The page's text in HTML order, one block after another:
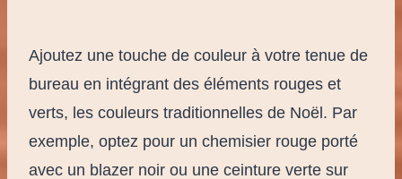
Ajoutez une touche de couleur à votre tenue de
bureau en intégrant des éléments rouges et
verts, les couleurs traditionnelles de Noël. Par
exemple, optez pour un chemisier rouge porté
avec un blazer noir ou une ceinture verte sur